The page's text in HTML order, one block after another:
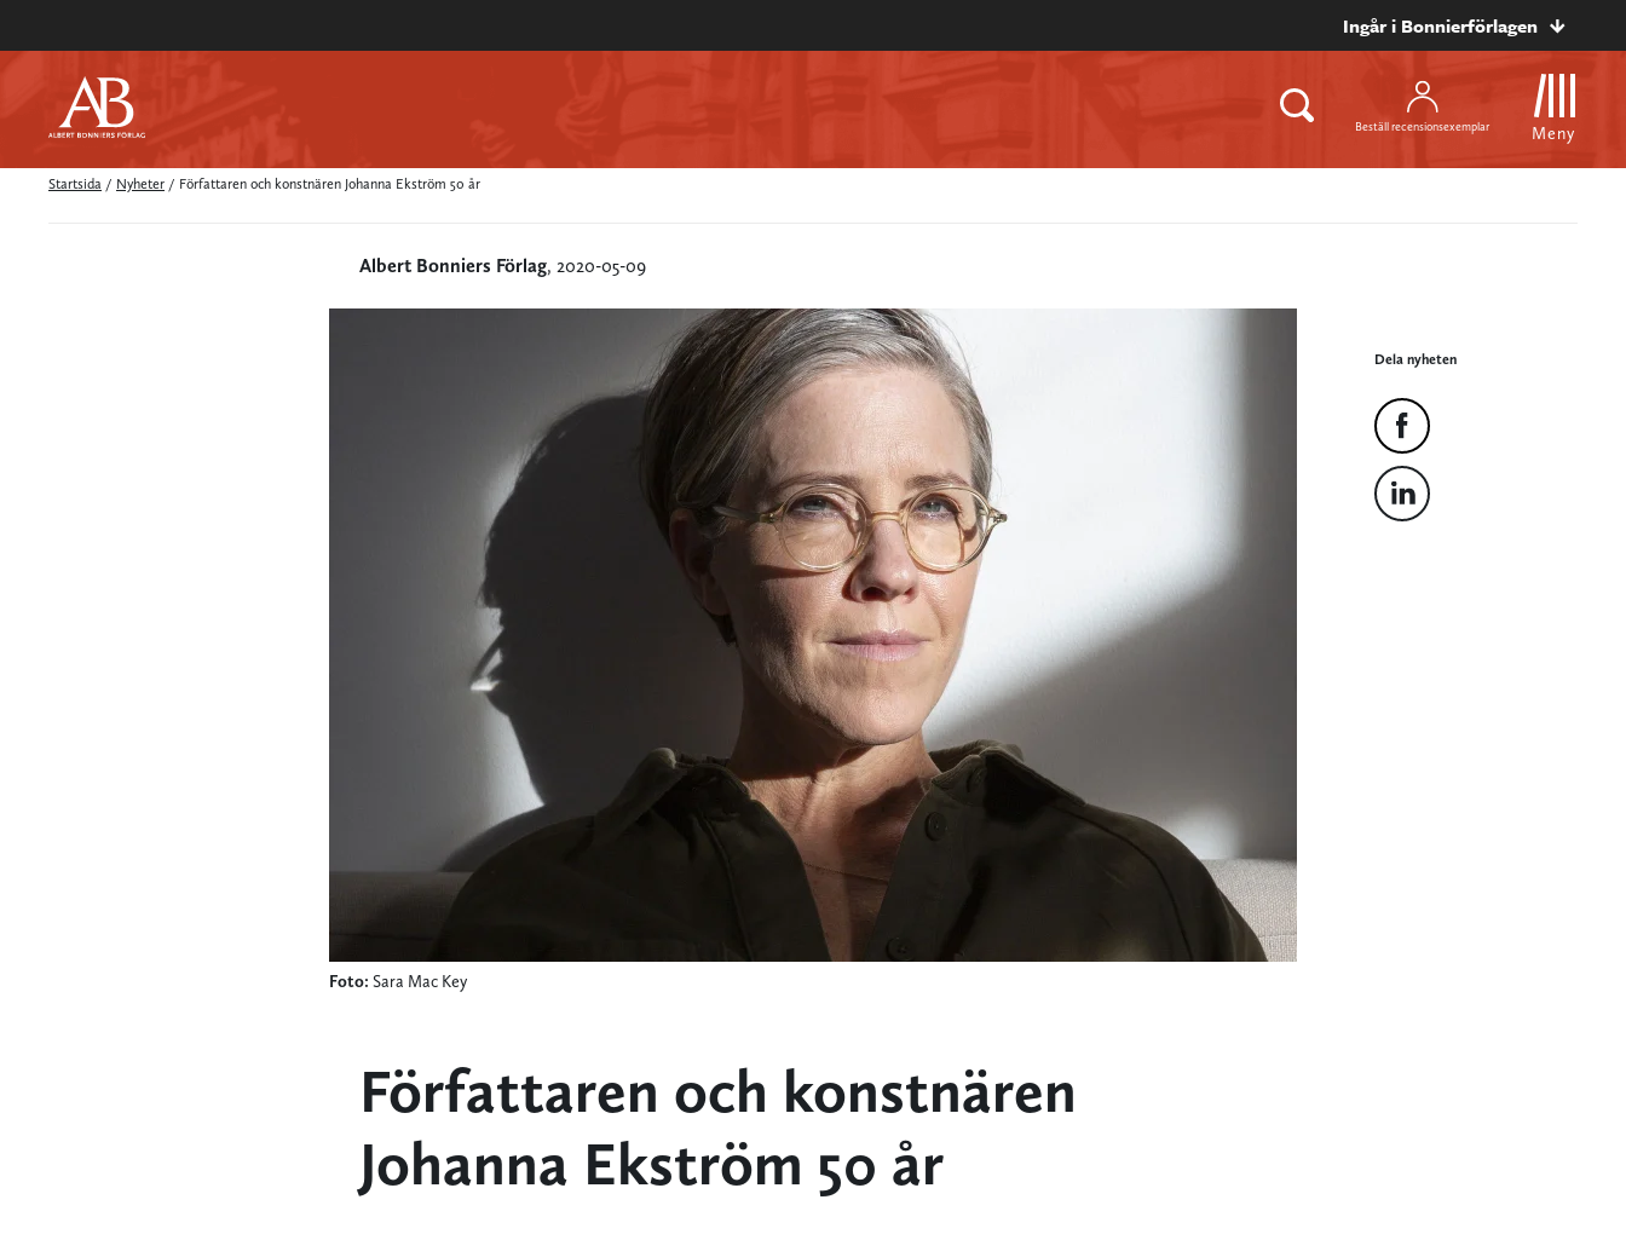
Ingår i Bonnierförlagen
Beställ recensionsexemplar Meny
Startsida / Nyheter / Författaren och konstnären Johanna Ekström 50 år
Albert Bonniers Förlag, 2020-05-09
Foto: Sara Mac Key
Dela nyheten
Författaren och konstnären
Johanna Ekström 50 år